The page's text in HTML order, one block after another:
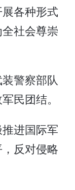
各种形式
社会尊崇
警察部队
民团结。
进国际军
反对侵略